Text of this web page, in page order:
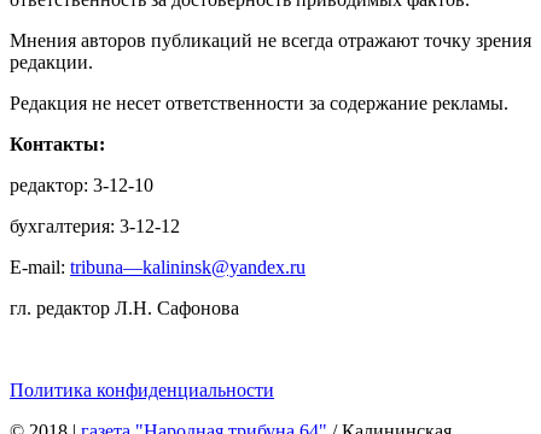
Мнения авторов публикаций не всегда отражают точку зрения
редакции.
Редакция не несет ответственности за содержание рекламы.
Контакты:
редактор: 3-12-10
бухгалтерия: 3-12-12
E-mail: tribuna—kalininsk@yandex.ru
гл. редактор Л.Н. Сафонова
Политика конфиденциальности